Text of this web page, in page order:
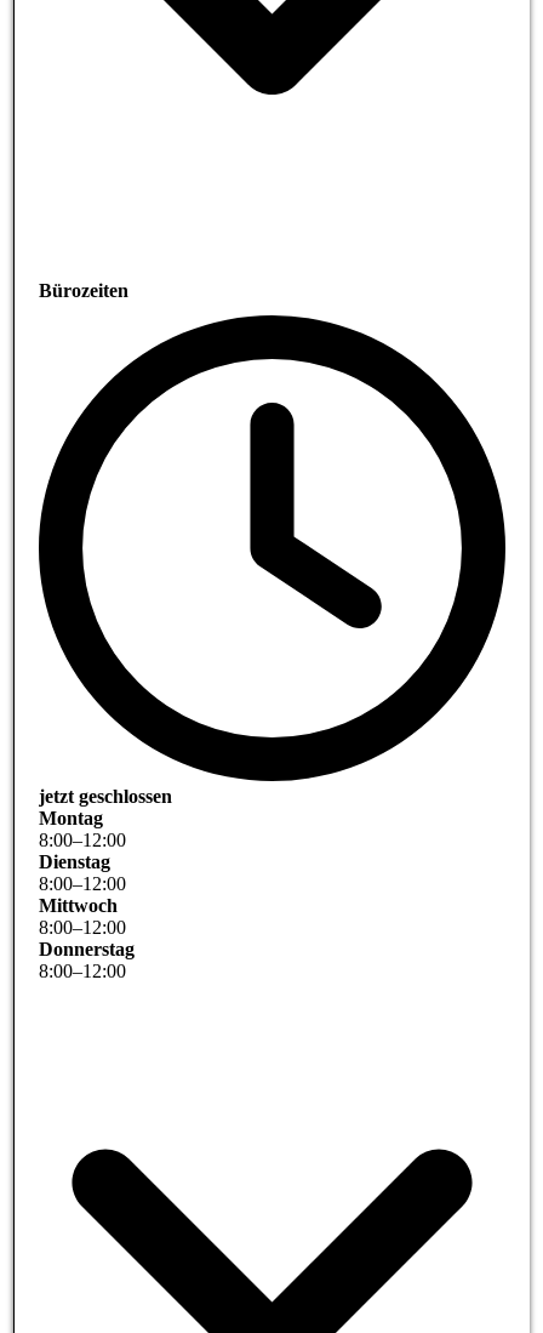
Bürozeiten
jetzt geschlossen
Montag
8:00–12:00
Dienstag
8:00–12:00
Mittwoch
8:00–12:00
Donnerstag
8:00–12:00